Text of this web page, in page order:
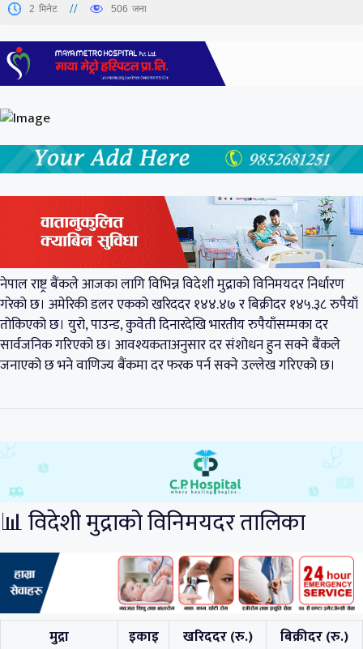
2 मिनेट 506 जना
नेपाल राष्ट्र बैंकले आजका लागि विभिन्न विदेशी मुद्राको विनिमयदर निर्धारण
गरेको छ। अमेरिकी डलर एकको खरिददर १४४.४७ र बिक्रीदर १४५.३८ रुपैयाँ
तोकिएको छ। युरो, पाउन्ड, कुवेती दिनारदेखि भारतीय रुपैयाँसम्मका दर
सार्वजनिक गरिएको छ। आवश्यकताअनुसार दर संशोधन हुन सक्ने बैंकले
जनाएको छ भने वाणिज्य बैंकमा दर फरक पर्न सक्ने उल्लेख गरिएको छ।
📊 विदेशी मुद्राको विनिमयदर तालिका
मुद्रा इकाइ खरिददर (रु.)
बिक्रीदर (रु.)